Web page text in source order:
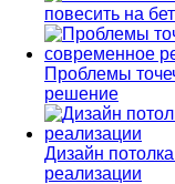
повесить на
Проблемы
решение
Дизайн
реализации